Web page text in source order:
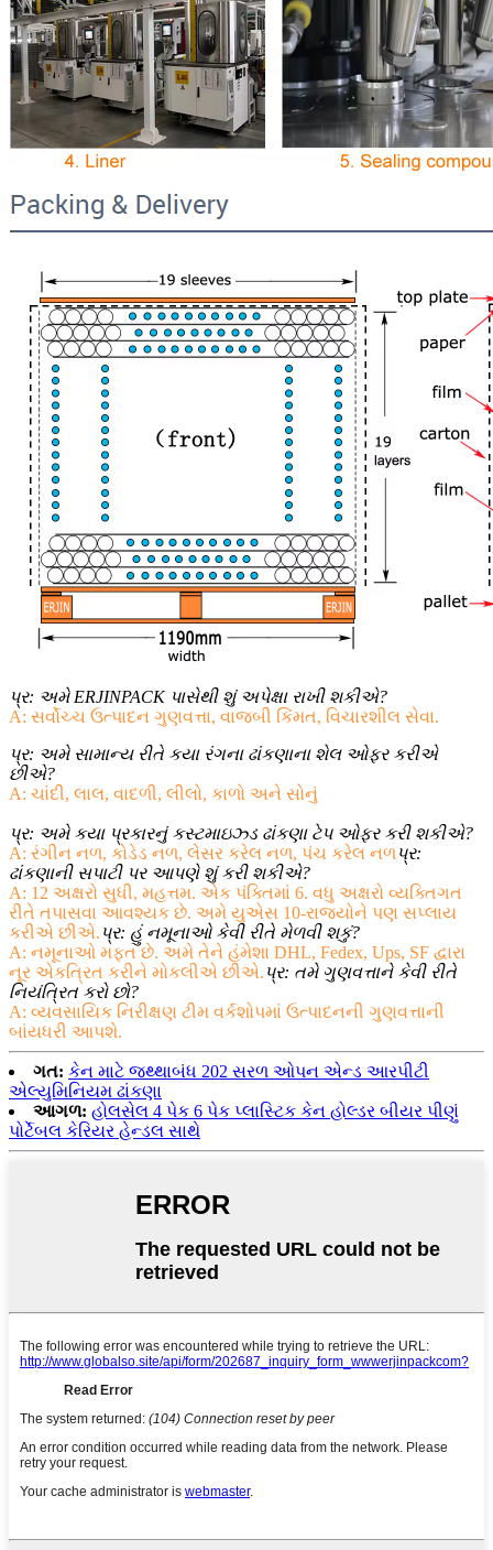
પ્ર: અમે ERJINPACK પાસેથી શું અપેક્ષા રાખી શકીએ?
A: સર્વોચ્ચ ઉત્પાદન ગુણવત્તા, વાજબી કિંમત, વિચારશીલ સેવા.
પ્ર: અમે સામાન્ય રીતે કયા રંગના ઢાંકણાના શેલ ઓફર કરીએ
છીએ?
A: ચાંદી, લાલ, વાદળી, લીલો, કાળો અને સોનું
પ્ર: અમે કયા પ્રકારનું કસ્ટમાઇઝ્ડ ઢાંકણા ટેપ ઓફર કરી શકીએ?
A: રંગીન નળ, કોડેડ નળ, લેસર કરેલ નળ, પંચ કરેલ નળપ્ર:
ઢાંકણાની સપાટી પર આપણે શું કરી શકીએ?
A: 12 અક્ષરો સુધી, મહત્તમ. એક પંક્તિમાં 6. વધુ અક્ષરો વ્યક્તિગત
રીતે તપાસવા આવશ્યક છે. અમે યુએસ 10-રાજ્યોને પણ સપ્લાય
કરીએ છીએ. પ્ર: હું નમૂનાઓ કેવી રીતે મેળવી શકું?
A: નમૂનાઓ મફત છે. અમે તેને હંમેશા DHL, Fedex, Ups, SF દ્વારા
નૂર એકત્રિત કરીને મોકલીએ છીએ. પ્ર: તમે ગુણવત્તાને કેવી રીતે
નિયંત્રિત કરો છો?
A: વ્યવસાયિક નિરીક્ષણ ટીમ વર્કશોપમાં ઉત્પાદનની ગુણવત્તાની
બાંયધરી આપશે.
ગત: કેન માટે જથ્થાબંધ 202 સરળ ઓપન એન્ડ આરપીટી
એલ્યુમિનિયમ ઢાંકણા
આગળ: હોલસેલ 4 પેક 6 પેક પ્લાસ્ટિક કેન હોલ્ડર બીયર પીણું
પોર્ટેબલ કેરિયર હેન્ડલ સાથે